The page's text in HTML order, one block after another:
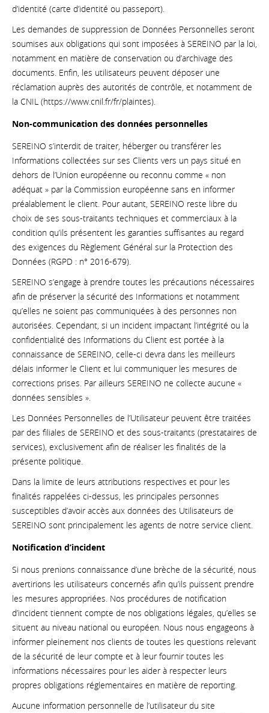
d’identité (carte d’identité ou passeport).
Les demandes de suppression de Données Personnelles seront
soumises aux obligations qui sont imposées à SEREINO par la loi,
notamment en matière de conservation ou d’archivage des
documents. Enfin, les utilisateurs peuvent déposer une
réclamation auprès des autorités de contrôle, et notamment de
la CNIL (https://www.cnil.fr/fr/plaintes).
Non-communication des données personnelles
SEREINO s’interdit de traiter, héberger ou transférer les
Informations collectées sur ses Clients vers un pays situé en
dehors de l’Union européenne ou reconnu comme « non
adéquat » par la Commission européenne sans en informer
préalablement le client. Pour autant, SEREINO reste libre du
choix de ses sous-traitants techniques et commerciaux à la
condition qu’ils présentent les garanties suffisantes au regard
des exigences du Règlement Général sur la Protection des
Données (RGPD : n° 2016-679).
SEREINO s’engage à prendre toutes les précautions nécessaires
afin de préserver la sécurité des Informations et notamment
qu’elles ne soient pas communiquées à des personnes non
autorisées. Cependant, si un incident impactant l’intégrité ou la
confidentialité des Informations du Client est portée à la
connaissance de SEREINO, celle-ci devra dans les meilleurs
délais informer le Client et lui communiquer les mesures de
corrections prises. Par ailleurs SEREINO ne collecte aucune «
données sensibles ».
Les Données Personnelles de l’Utilisateur peuvent être traitées
par des filiales de SEREINO et des sous-traitants (prestataires de
services), exclusivement afin de réaliser les finalités de la
présente politique.
Dans la limite de leurs attributions respectives et pour les
finalités rappelées ci-dessus, les principales personnes
susceptibles d’avoir accès aux données des Utilisateurs de
SEREINO sont principalement les agents de notre service client.
Notification d’incident
Si nous prenions connaissance d’une brèche de la sécurité, nous
avertirions les utilisateurs concernés afin qu’ils puissent prendre
les mesures appropriées. Nos procédures de notification
d’incident tiennent compte de nos obligations légales, qu’elles se
situent au niveau national ou européen. Nous nous engageons à
informer pleinement nos clients de toutes les questions relevant
de la sécurité de leur compte et à leur fournir toutes les
informations nécessaires pour les aider à respecter leurs
propres obligations réglementaires en matière de reporting.
Aucune information personnelle de l’utilisateur du site